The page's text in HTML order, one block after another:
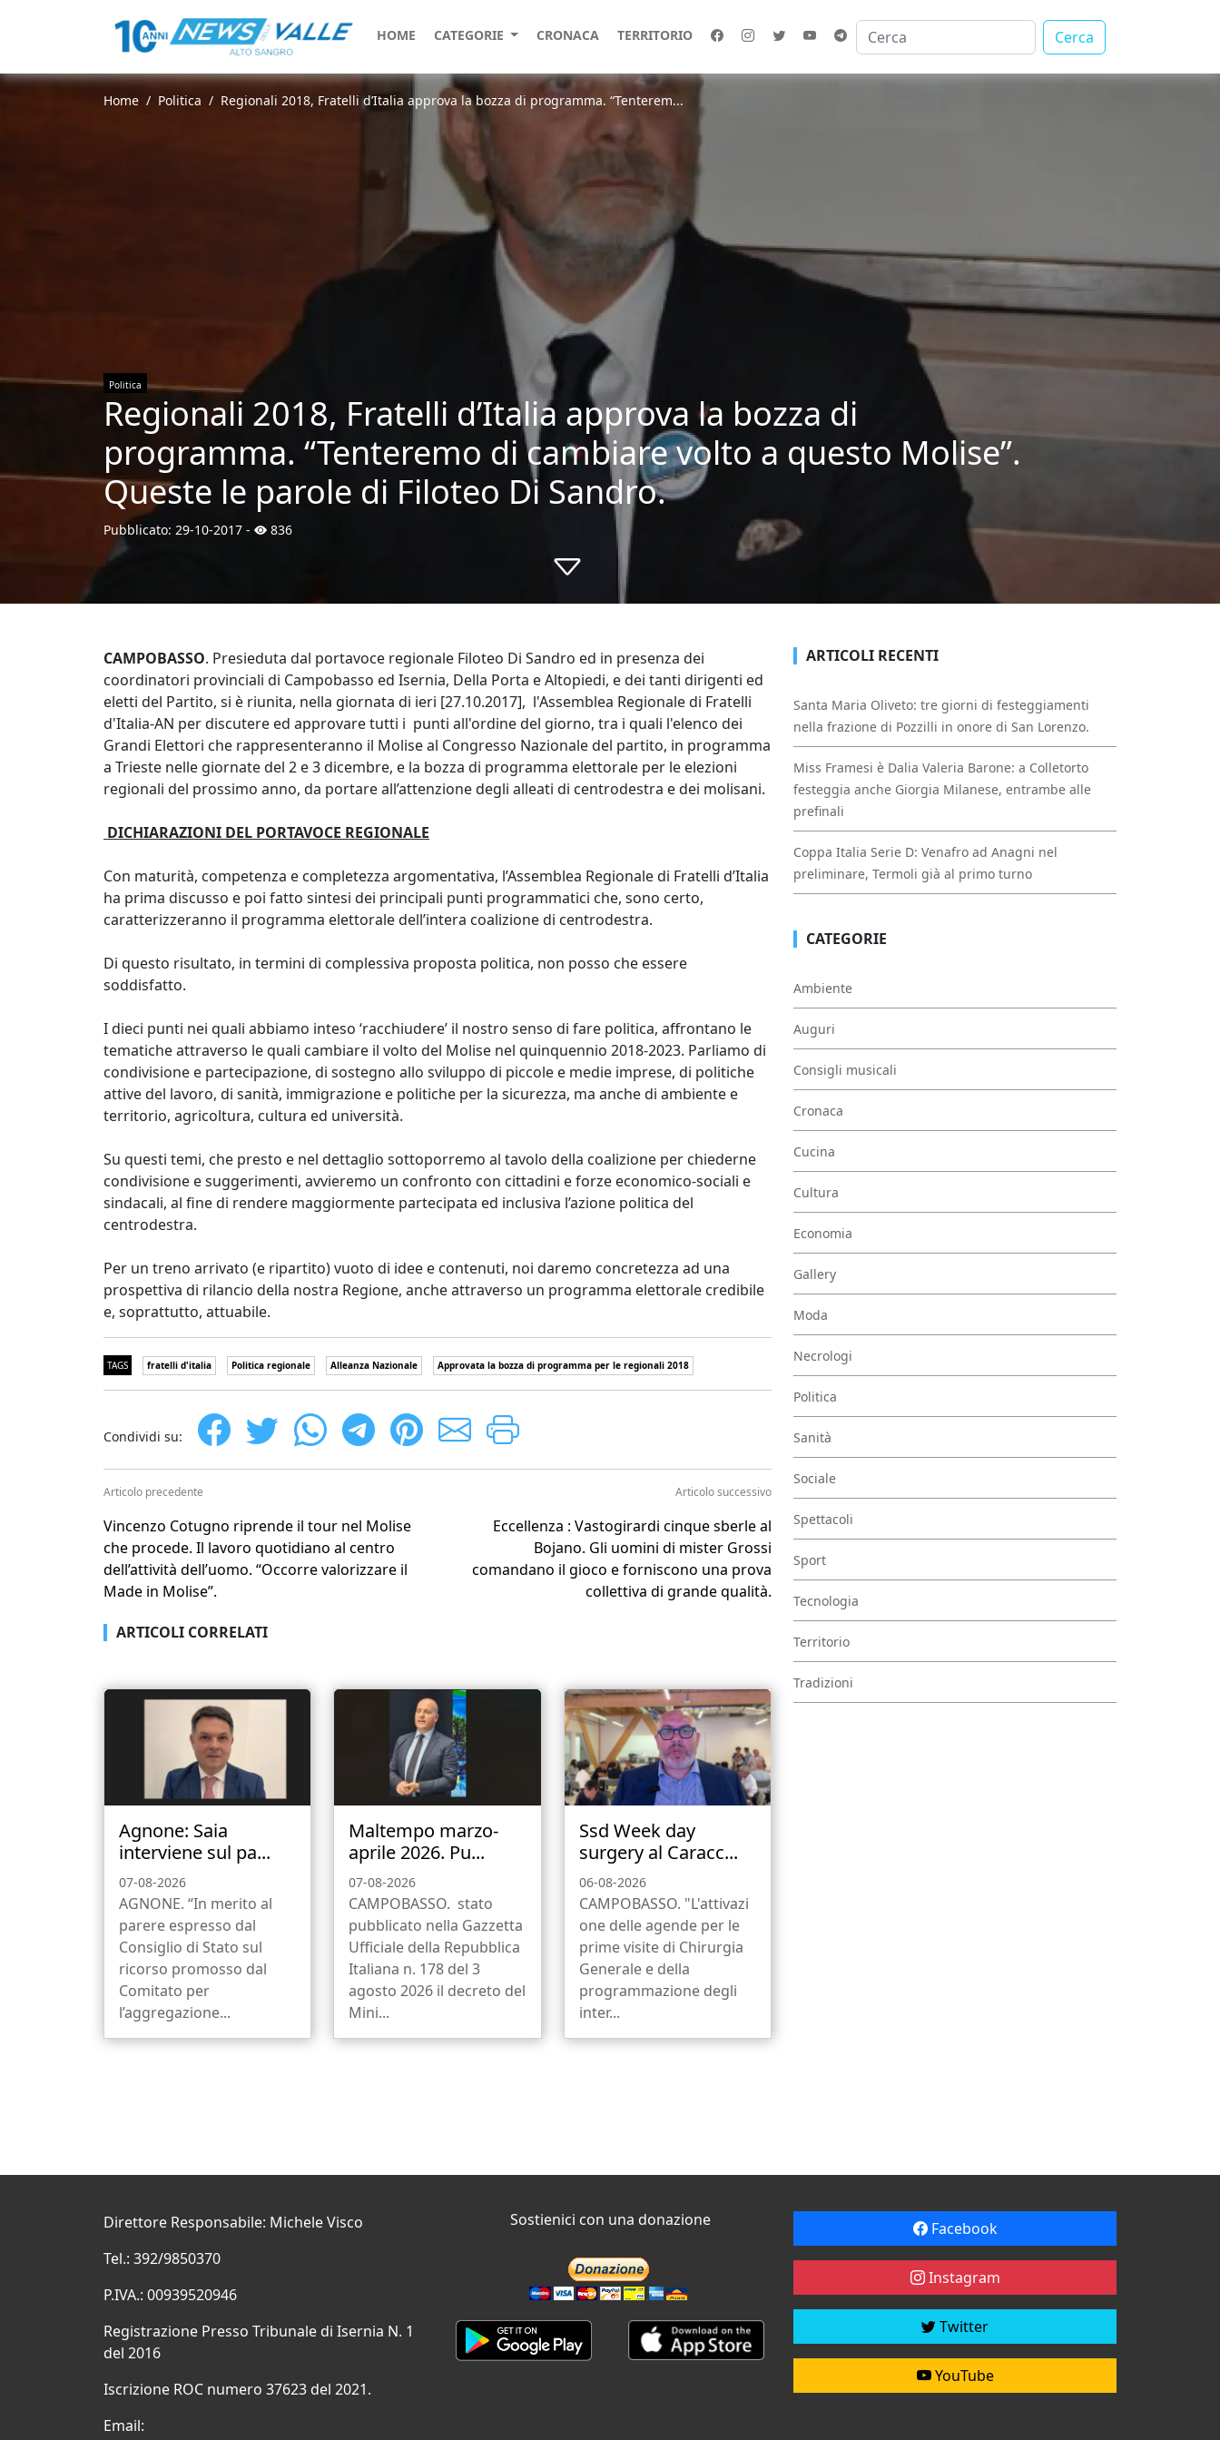
HOME CATEGORIE CRONACA TERRITORIO Cerca
Home Politica Regionali 2018, Fratelli d’Italia approva la bozza di programma. “Tenterem...
Politica
Regionali 2018, Fratelli d’Italia approva la bozza di
programma. “Tenteremo di cambiare volto a questo Molise”.
Queste le parole di Filoteo Di Sandro.
Pubblicato: 29-10-2017 - 836
CAMPOBASSO. Presieduta dal portavoce regionale Filoteo Di Sandro ed in presenza dei
coordinatori provinciali di Campobasso ed Isernia, Della Porta e Altopiedi, e dei tanti dirigenti ed
eletti del Partito, si è riunita, nella giornata di ieri [27.10.2017], l'Assemblea Regionale di Fratelli
d'Italia-AN per discutere ed approvare tutti i punti all'ordine del giorno, tra i quali l'elenco dei
Grandi Elettori che rappresenteranno il Molise al Congresso Nazionale del partito, in programma
a Trieste nelle giornate del 2 e 3 dicembre, e la bozza di programma elettorale per le elezioni
regionali del prossimo anno, da portare all’attenzione degli alleati di centrodestra e dei molisani.
DICHIARAZIONI DEL PORTAVOCE REGIONALE
Con maturità, competenza e completezza argomentativa, l’Assemblea Regionale di Fratelli d’Italia
ha prima discusso e poi fatto sintesi dei principali punti programmatici che, sono certo,
caratterizzeranno il programma elettorale dell’intera coalizione di centrodestra.
Di questo risultato, in termini di complessiva proposta politica, non posso che essere
soddisfatto.
I dieci punti nei quali abbiamo inteso ‘racchiudere’ il nostro senso di fare politica, affrontano le
tematiche attraverso le quali cambiare il volto del Molise nel quinquennio 2018-2023. Parliamo di
condivisione e partecipazione, di sostegno allo sviluppo di piccole e medie imprese, di politiche
attive del lavoro, di sanità, immigrazione e politiche per la sicurezza, ma anche di ambiente e
territorio, agricoltura, cultura ed università.
Su questi temi, che presto e nel dettaglio sottoporremo al tavolo della coalizione per chiederne
condivisione e suggerimenti, avvieremo un confronto con cittadini e forze economico-sociali e
sindacali, al fine di rendere maggiormente partecipata ed inclusiva l’azione politica del
centrodestra.
Per un treno arrivato (e ripartito) vuoto di idee e contenuti, noi daremo concretezza ad una
prospettiva di rilancio della nostra Regione, anche attraverso un programma elettorale credibile
e, soprattutto, attuabile.
TAGS fratelli d'italia Politica regionale Alleanza Nazionale Approvata la bozza di programma per le regionali 2018
Condividi su:
Articolo precedente
Vincenzo Cotugno riprende il tour nel Molise
che procede. Il lavoro quotidiano al centro
dell’attività dell’uomo. “Occorre valorizzare il
Made in Molise”.
Articolo successivo
Eccellenza : Vastogirardi cinque sberle al
Bojano. Gli uomini di mister Grossi
comandano il gioco e forniscono una prova
collettiva di grande qualità.
ARTICOLI CORRELATI
Agnone: Saia
interviene sul pa...
07-08-2026
AGNONE. “In merito al
parere espresso dal
Consiglio di Stato sul
ricorso promosso dal
Comitato per
l’aggregazione...
Maltempo marzo-
aprile 2026. Pu...
07-08-2026
CAMPOBASSO. stato
pubblicato nella Gazzetta
Ufficiale della Repubblica
Italiana n. 178 del 3
agosto 2026 il decreto del
Mini...
Ssd Week day
surgery al Caracc...
06-08-2026
CAMPOBASSO. "L'attivazi
one delle agende per le
prime visite di Chirurgia
Generale e della
programmazione degli
inter...
ARTICOLI RECENTI
Santa Maria Oliveto: tre giorni di festeggiamenti
nella frazione di Pozzilli in onore di San Lorenzo.
Miss Framesi è Dalia Valeria Barone: a Colletorto
festeggia anche Giorgia Milanese, entrambe alle
prefinali
Coppa Italia Serie D: Venafro ad Anagni nel
preliminare, Termoli già al primo turno
CATEGORIE
Ambiente
Auguri
Consigli musicali
Cronaca
Cucina
Cultura
Economia
Gallery
Moda
Necrologi
Politica
Sanità
Sociale
Spettacoli
Sport
Tecnologia
Territorio
Tradizioni
Direttore Responsabile: Michele Visco
Tel.: 392/9850370
P.IVA.: 00939520946
Registrazione Presso Tribunale di Isernia N. 1
del 2016
Iscrizione ROC numero 37623 del 2021.
Email:
Sostienici con una donazione Facebook
Instagram
Twitter
YouTube